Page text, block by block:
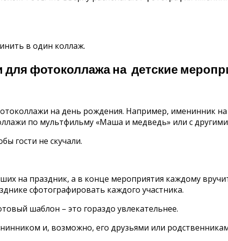
в один коллаж.
для фотоколлажа на детские
на день рождения. Например, именинник
по мультфильму «Маша и медведь» или с
гости не скучали.
на праздник, а в конце мероприятия каждому
сфотографировать каждого участника.
шаблон – это гораздо увлекательнее.
и, возможно, его друзьями или